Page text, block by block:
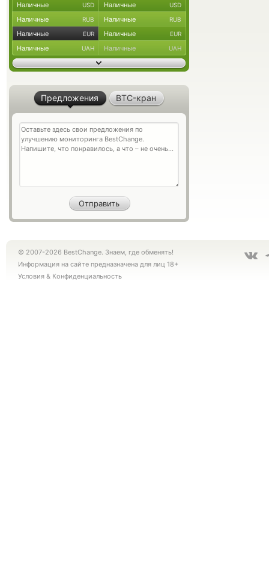
Наличные USD Наличные USD
Наличные RUB Наличные RUB
Наличные EUR Наличные EUR
Наличные UAH Наличные UAH
Предложения BTC-кран
© 2007-2026 BestChange. Знаем, где обменять!
Информация на сайте предназначена для лиц 18+
Условия & Конфиденциальность